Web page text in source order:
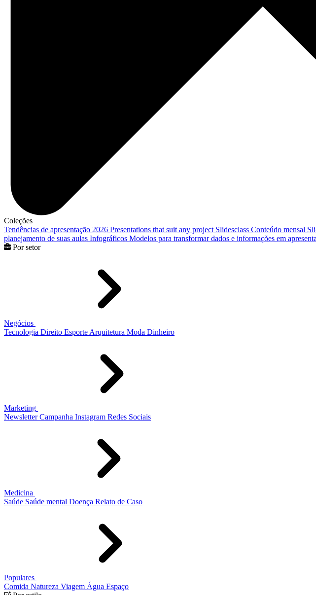
Coleções
Tendências de apresentação 2026 Presentations that suit any project Slidesclass Conteúdo mensal
planejamento de suas aulas Infográficos Modelos para transformar dados e informações em
Por setor
Negócios
Tecnologia Direito Esporte Arquitetura Moda Dinheiro
Marketing
Newsletter Campanha Instagram Redes Sociais
Medicina
Saúde Saúde mental Doença Relato de Caso
Populares
Comida Natureza Viagem Água Espaço